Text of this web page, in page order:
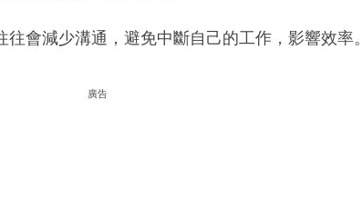
會減少溝通，避免中斷自己的工作，影響效率。
廣告